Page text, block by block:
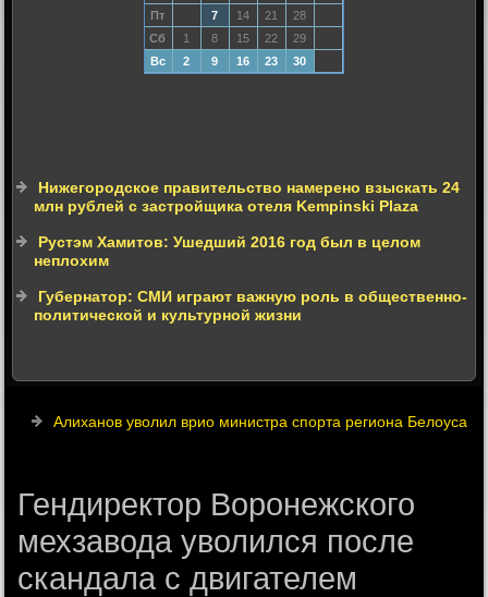
Пт
7 14 21
28
Сб
1 8 15 22
29
Вс
2 9 16 23 30
Нижегородское правительство намерено взыскать 24
млн рублей с застройщика отеля Kempinski Plaza
Рустэм Хамитов: Ушедший 2016 год был в целом
неплохим
Губернатор: СМИ играют важную роль в общественно-
политической и культурной жизни
Алиханов уволил врио министра спорта региона Белоуса
Гендиректор Воронежского
мехзавода уволился после
скандала с двигателем